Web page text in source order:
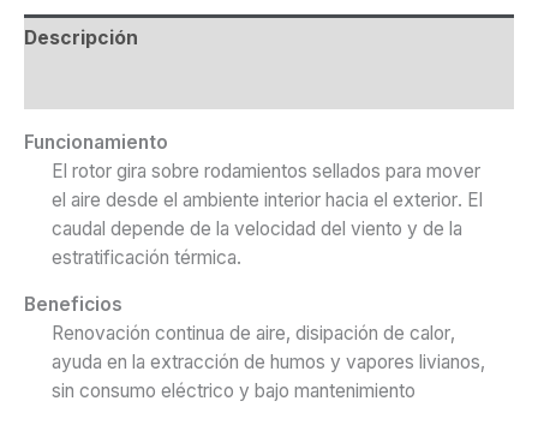
Descripción
Funcionamiento
El rotor gira sobre rodamientos sellados para mover
el aire desde el ambiente interior hacia el exterior. El
caudal depende de la velocidad del viento y de la
estratificación térmica.
Beneficios
Renovación continua de aire, disipación de calor,
ayuda en la extracción de humos y vapores livianos,
sin consumo eléctrico y bajo mantenimiento